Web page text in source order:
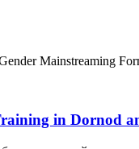
Mainstreaming
in Dornod